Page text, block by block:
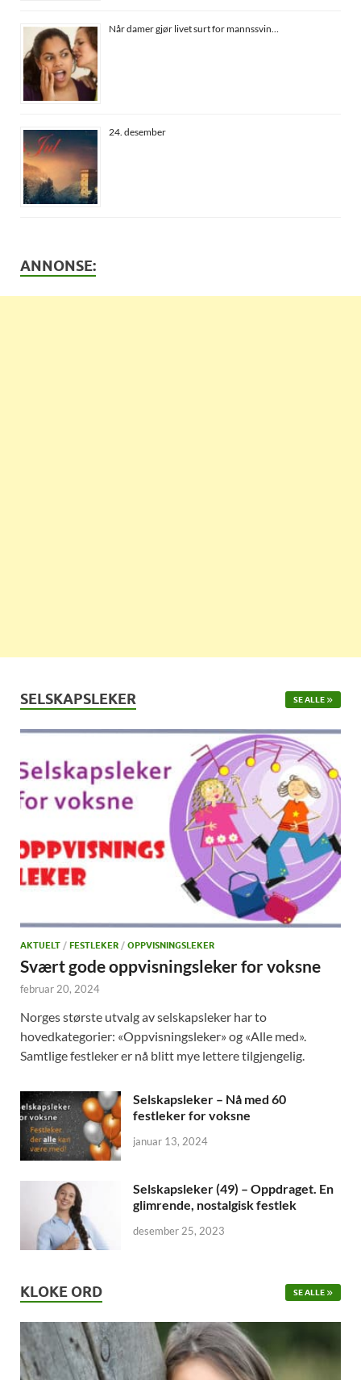
Når damer gjør livet surt for mannssvin…
24. desember
ANNONSE:
SELSKAPSLEKER SE ALLE
AKTUELT / FESTLEKER / OPPVISNINGSLEKER
Svært gode oppvisningsleker for voksne
februar 20, 2024
Norges største utvalg av selskapsleker har to
hovedkategorier: «Oppvisningsleker» og «Alle med».
Samtlige festleker er nå blitt mye lettere tilgjengelig.
Selskapsleker – Nå med 60
festleker for voksne
januar 13, 2024
Selskapsleker (49) – Oppdraget. En
glimrende, nostalgisk festlek
desember 25, 2023
KLOKE ORD SE ALLE